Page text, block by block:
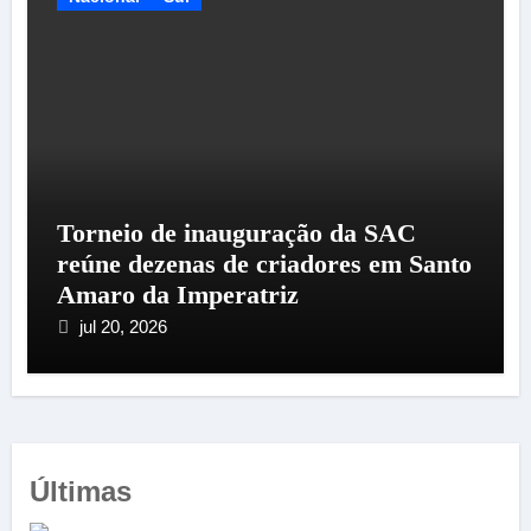
Torneio de inauguração da SAC
reúne dezenas de criadores em Santo
Amaro da Imperatriz
jul 20, 2026
Últimas